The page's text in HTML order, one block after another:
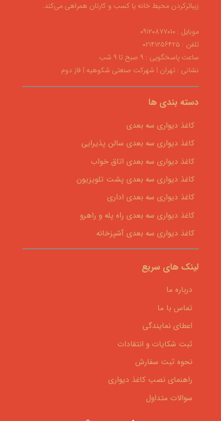
زیباترکردن محیط خانه یا کسب و کارتان همراهی می‌کند.
موبایل : ۰۹۱۲۰۸۷۷۰۱۰
تلفن : ۰۲۱۴۱۲۵۶۴۲۵
ساعت پاسخگویی : ۹ صبح تا ۹ شب
نشانی : تهران | شهرکت صنعتی شکوهیه | فاز دوم
دسته بندی ها
کاغذ دیواری سه بعدی
کاغذ دیواری سه بعدی سالن پذیرایی
کاغذ دیواری سه بعدی اتاق خواب
کاغذ دیواری سه بعدی پشت تلویزیون
کاغذ دیواری سه بعدی اداری
کاغذ دیواری سه بعدی راه پله و راهرو
کاغذ دیواری سه بعدی آشپزخانه
لینک های سریع
درباره ما
تماس با ما
اعطای نمایندگی
ثبت شکایات و انتقادات
نحوه ثبت سفارش
راهنمای نصب کاغذ دیواری
سوالات متداول